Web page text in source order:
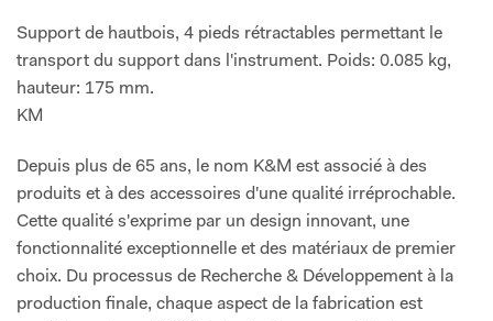
Support de hautbois, 4 pieds rétractables permettant le
transport du support dans l'instrument. Poids: 0.085 kg,
hauteur: 175 mm.
KM
Depuis plus de 65 ans, le nom K&M est associé à des
produits et à des accessoires d'une qualité irréprochable.
Cette qualité s'exprime par un design innovant, une
fonctionnalité exceptionnelle et des matériaux de premier
choix. Du processus de Recherche & Développement à la
production finale, chaque aspect de la fabrication est